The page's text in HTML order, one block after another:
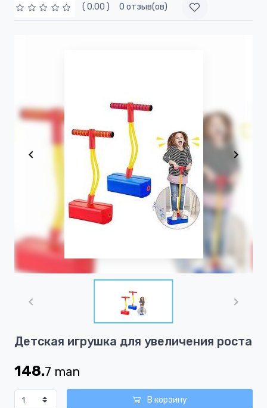
( 0.00 ) 0 отзыв(ов)
1
1
Детская игрушка для увеличения роста
148.7 man
В корзину